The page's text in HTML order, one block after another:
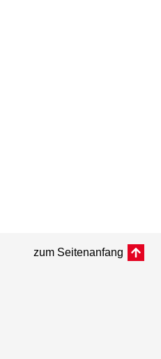
zum Seitenanfang